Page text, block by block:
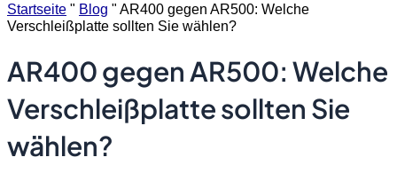
Startseite " Blog " AR400 gegen AR500: Welche
Verschleißplatte sollten Sie wählen?
AR400 gegen AR500: Welche
Verschleißplatte sollten Sie
wählen?